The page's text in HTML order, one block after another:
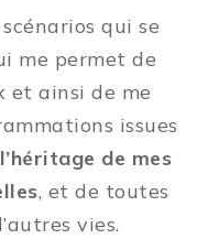
qui se
me permet de
et ainsi de me
issues
l’héritage de mes
, et de toutes
vies.